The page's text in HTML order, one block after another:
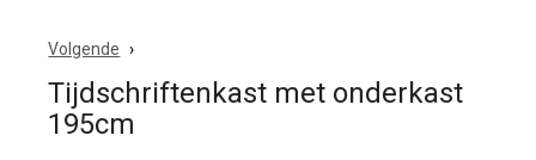
Volgende
Tijdschriftenkast met onderkast
195cm